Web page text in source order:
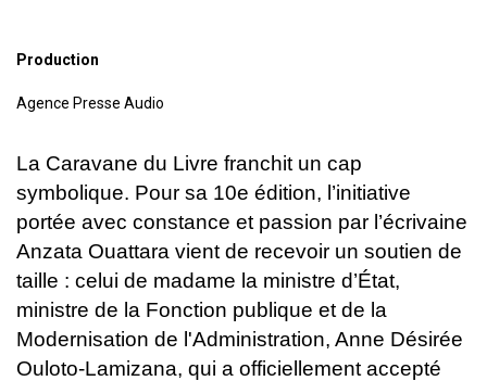
Production
Agence Presse Audio
La Caravane du Livre franchit un cap
symbolique. Pour sa 10e édition, l’initiative
portée avec constance et passion par l’écrivaine
Anzata Ouattara vient de recevoir un soutien de
taille : celui de madame la ministre d’État,
ministre de la Fonction publique et de la
Modernisation de l'Administration, Anne Désirée
Ouloto-Lamizana, qui a officiellement accepté